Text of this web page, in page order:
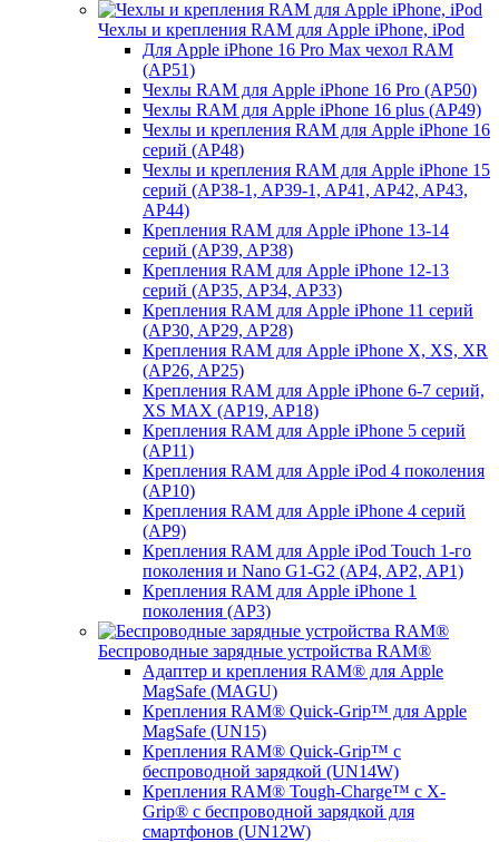
Чехлы и крепления RAM для Apple iPhone, iPod
Для Apple iPhone 16 Pro Max чехол RAM
(AP51)
Чехлы RAM для Apple iPhone 16 Pro (AP50)
Чехлы RAM для Apple iPhone 16 plus (AP49)
Чехлы и крепления RAM для Apple iPhone 16
серий (AP48)
Чехлы и крепления RAM для Apple iPhone 15
серий (AP38-1, AP39-1, AP41, AP42, AP43,
AP44)
Крепления RAM для Apple iPhone 13-14
серий (AP39, AP38)
Крепления RAM для Apple iPhone 12-13
серий (AP35, AP34, AP33)
Крепления RAM для Apple iPhone 11 серий
(AP30, AP29, AP28)
Крепления RAM для Apple iPhone X, XS, XR
(AP26, AP25)
Крепления RAM для Apple iPhone 6-7 серий,
XS MAX (AP19, AP18)
Крепления RAM для Apple iPhone 5 серий
(AP11)
Крепления RAM для Apple iPod 4 поколения
(AP10)
Крепления RAM для Apple iPhone 4 серий
(AP9)
Крепления RAM для Apple iPod Touch 1-го
поколения и Nano G1-G2 (AP4, AP2, AP1)
Крепления RAM для Apple iPhone 1
поколения (AP3)
Беспроводные зарядные устройства RAM®
Адаптер и крепления RAM® для Apple
MagSafe (MAGU)
Крепления RAM® Quick-Grip™ для Apple
MagSafe (UN15)
Крепления RAM® Quick-Grip™ с
беспроводной зарядкой (UN14W)
Крепления RAM® Tough-Charge™ с X-
Grip® с беспроводной зарядкой для
смартфонов (UN12W)